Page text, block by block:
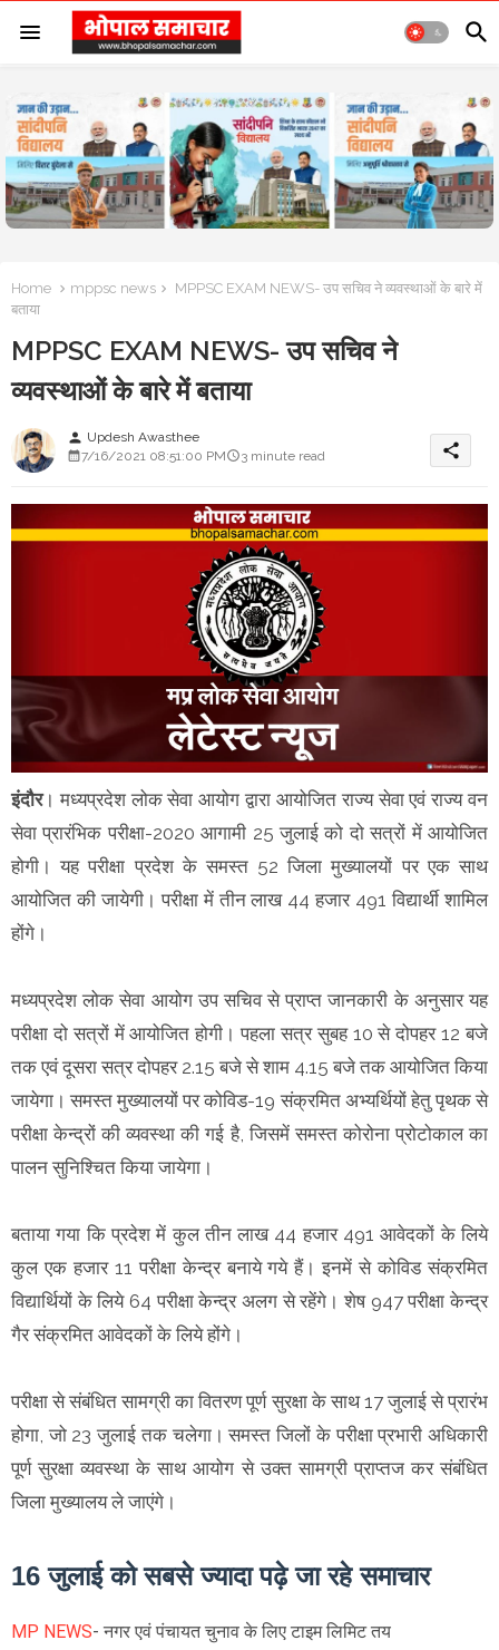
Home mppsc news
MPPSC EXAM NEWS- उप सचिव ने व्यवस्थाओं के बारे में
बताया
MPPSC EXAM NEWS- उप सचिव ने
व्यवस्थाओं के बारे में बताया
person Updesh Awasthee
7/16/2021 08:51:00 PM
3 minute read share
इंदौर। मध्यप्रदेश लोक सेवा आयोग द्वारा आयोजित राज्य सेवा एवं राज्य वन
सेवा प्रारंभिक परीक्षा-2020 आगामी 25 जुलाई को दो सत्रों में आयोजित
होगी। यह परीक्षा प्रदेश के समस्त 52 जिला मुख्यालयों पर एक साथ
आयोजित की जायेगी। परीक्षा में तीन लाख 44 हजार 491 विद्यार्थी शामिल
होंगे।
मध्यप्रदेश लोक सेवा आयोग उप सचिव से प्राप्त जानकारी के अनुसार यह
परीक्षा दो सत्रों में आयोजित होगी। पहला सत्र सुबह 10 से दोपहर 12 बजे
तक एवं दूसरा सत्र दोपहर 2.15 बजे से शाम 4.15 बजे तक आयोजित किया
जायेगा। समस्त मुख्यालयों पर कोविड-19 संक्रमित अभ्यर्थियों हेतु पृथक से
परीक्षा केन्द्रों की व्यवस्था की गई है, जिसमें समस्त कोरोना प्रोटोकाल का
पालन सुनिश्चित किया जायेगा।
बताया गया कि प्रदेश में कुल तीन लाख 44 हजार 491 आवेदकों के लिये
कुल एक हजार 11 परीक्षा केन्द्र बनाये गये हैं। इनमें से कोविड संक्रमित
विद्यार्थियों के लिये 64 परीक्षा केन्द्र अलग से रहेंगे। शेष 947 परीक्षा केन्द्र
गैर संक्रमित आवेदकों के लिये होंगे।
परीक्षा से संबंधित सामग्री का वितरण पूर्ण सुरक्षा के साथ 17 जुलाई से प्रारंभ
होगा, जो 23 जुलाई तक चलेगा। समस्त जिलों के परीक्षा प्रभारी अधिकारी
पूर्ण सुरक्षा व्यवस्था के साथ आयोग से उक्त सामग्री प्राप्तज कर संबंधित
जिला मुख्यालय ले जाएंगे।
16 जुलाई को सबसे ज्यादा पढ़े जा रहे समाचार
MP NEWS- नगर एवं पंचायत चुनाव के लिए टाइम लिमिट तय